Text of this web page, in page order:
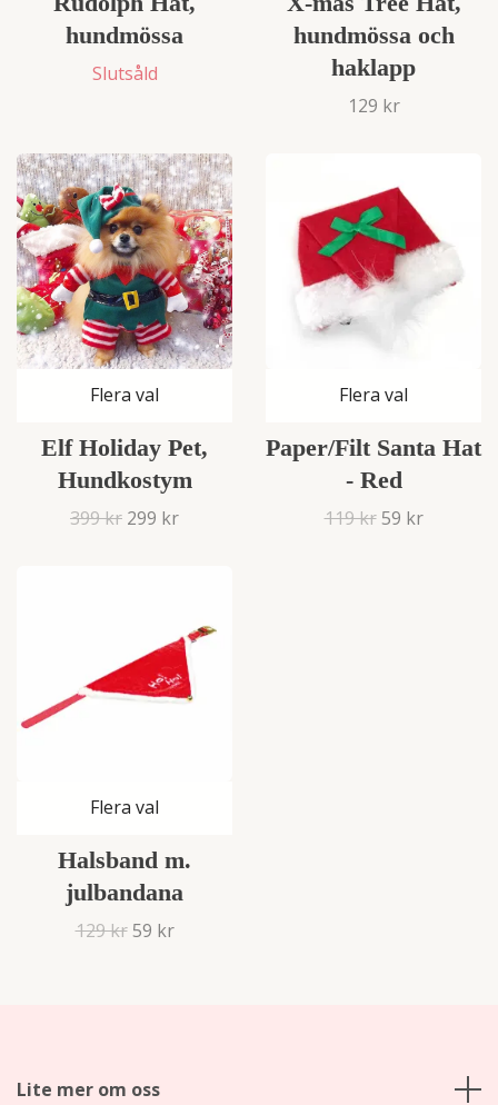
hundmössa
Slutsåld
hundmössa och
haklapp
129 kr
Flera val
Elf Holiday Pet,
Hundkostym
399 kr 299 kr
Flera val
Paper/Filt Santa Hat
- Red
119 kr 59 kr
Flera val
Halsband m.
julbandana
129 kr 59 kr
Lite mer om oss